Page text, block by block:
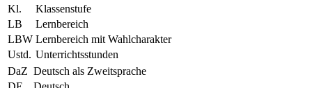
Kl.
Klassenstufe
LB
Lernbereich
LBW Lernbereich mit Wahlcharakter
Ustd. Unterrichtsstunden
DaZ Deutsch als Zweitsprache